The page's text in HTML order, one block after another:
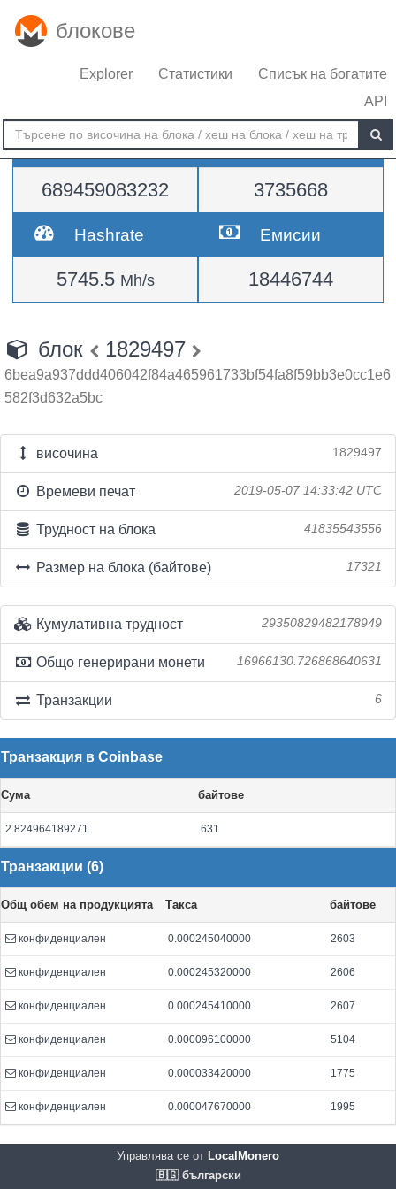
блокове
Explorer Статистики
Списък на богатите
API
Трудност
689459083232
височина
3735668
Hashrate
5745.5 Mh/s
Емисии
18446744
блок 1829497
6bea9a937ddd406042f84a465961733bf54fa8f59bb3e0cc1e6
582f3d632a5bc
височина 1829497
Времеви печат 2019-05-07 14:33:42 UTC
Трудност на блока 41835543556
Размер на блока (байтове) 17321
Кумулативна трудност 29350829482178949
Общо генерирани монети 16966130.726868640631
Транзакции 6
Транзакция в Coinbase
Сума байтове
2.824964189271 631
Транзакции (6)
Общ обем на продукцията Такса байтове
конфиденциален 0.000245040000 2603
конфиденциален 0.000245320000 2606
конфиденциален 0.000245410000 2607
конфиденциален 0.000096100000 5104
конфиденциален 0.000033420000 1775
конфиденциален 0.000047670000 1995
Управлява се от LocalMonero
🇧🇬 български